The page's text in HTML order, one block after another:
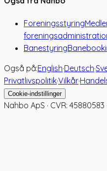
Foreningsstyring
Banestyring
Også på:English·Deutsch·
Privatlivspolitik·Vilkår·
Cookie-indstillinger
Nahbo ApS · CVR: 45880583